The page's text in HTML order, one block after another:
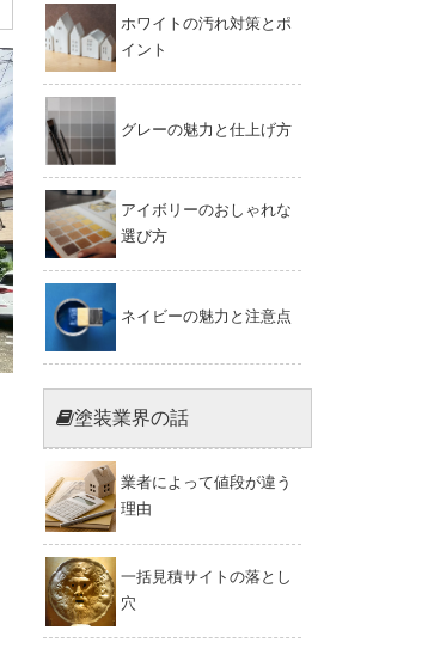
ホワイトの汚れ対策とポ
イント
グレーの魅力と仕上げ方
アイボリーのおしゃれな
選び方
ネイビーの魅力と注意点
塗装業界の話
業者によって値段が違う
理由
一括見積サイトの落とし
穴